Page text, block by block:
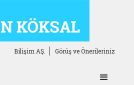
Görüş ve Önerileriniz
Bilişim AŞ.